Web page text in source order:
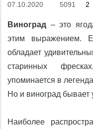
07.10.2020 5091 2
Виноград – это
этим выражением.
обладает
старинных
упоминается в
Но и виноград бывает
Наиболее